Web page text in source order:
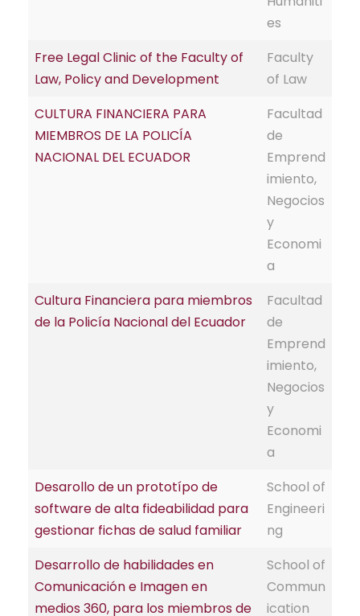
es
Free Legal Clinic of the Faculty of
Law, Policy and Development
Faculty
of Law
CULTURA FINANCIERA PARA
MIEMBROS DE LA POLICÍA
NACIONAL DEL ECUADOR
Facultad
de
Emprend
imiento,
Negocios
y
Economi
a
Cultura Financiera para miembros
de la Policía Nacional del Ecuador
Facultad
de
Emprend
imiento,
Negocios
y
Economi
a
Desarollo de un prototípo de
software de alta fideabilidad para
gestionar fichas de salud familiar
School of
Engineeri
ng
Desarrollo de habilidades en
Comunicación e Imagen en
medios 360, para los miembros de
School of
Commun
ication